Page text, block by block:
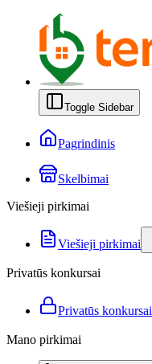
Toggle Sidebar
Pagrindinis
Skelbimai
Viešieji pirkimai
Viešieji pirkimai
Privatūs konkursai
Privatūs konkursai
Mano pirkimai